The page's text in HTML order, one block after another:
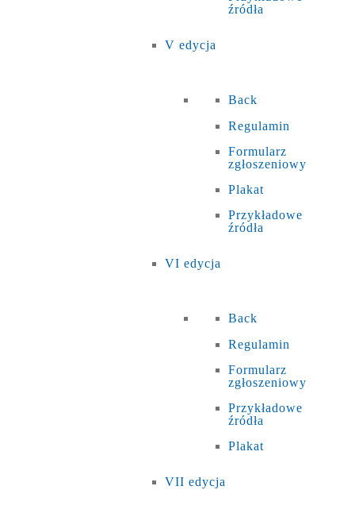
źródła
V edycja
Back
Regulamin
Formularz
zgłoszeniowy
Plakat
Przykładowe
źródła
VI edycja
Back
Regulamin
Formularz
zgłoszeniowy
Przykładowe
źródła
Plakat
VII edycja